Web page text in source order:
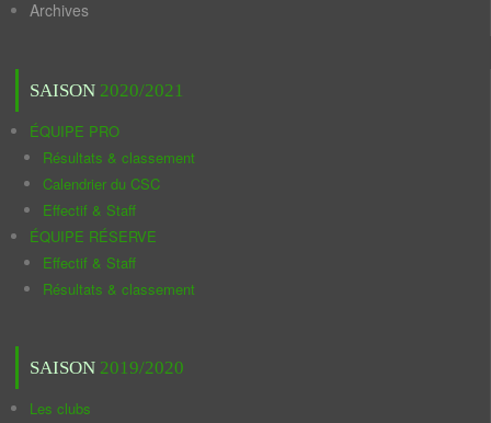
Archives
SAISON 2020/2021
ÉQUIPE PRO
Résultats & classement
Calendrier du CSC
Effectif & Staff
ÉQUIPE RÉSERVE
Effectif & Staff
Résultats & classement
SAISON 2019/2020
Les clubs